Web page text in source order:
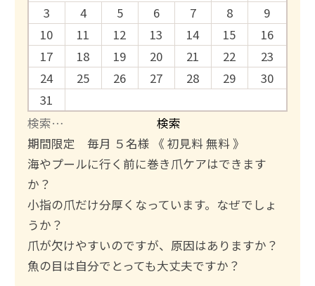
3
4 5 6 7 8
9
10
11 12 13 14 15
16
17
18 19 20 21 22
23
24
25 26 27 28 29
30
31
検
索
:
期間限定 毎月 ５名様 《 初見料 無料 》
海やプールに行く前に巻き爪ケアはできます
か？
小指の爪だけ分厚くなっています。なぜでしょ
うか？
爪が欠けやすいのですが、原因はありますか？
魚の目は自分でとっても大丈夫ですか？